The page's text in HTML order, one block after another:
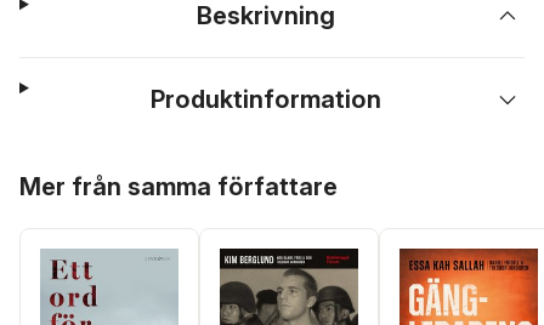
Beskrivning
Produktinformation
Mer från samma författare